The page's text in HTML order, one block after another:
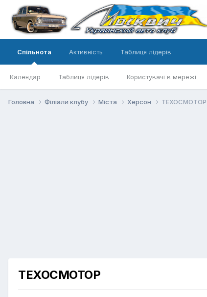
Спільнота
Календар Таблиця лідерів Користувачі в мережі
Активність Таблиця лідерів
Головна Філіали клубу Міста Херсон ТЕХОСМОТОР
ТЕХОСМОТОР